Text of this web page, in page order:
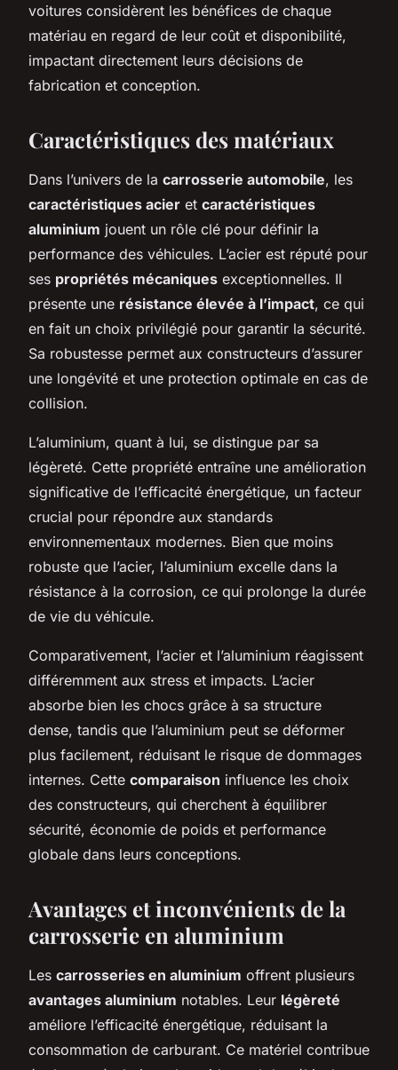
voitures considèrent les bénéfices de chaque
matériau en regard de leur coût et disponibilité,
impactant directement leurs décisions de
fabrication et conception.
Caractéristiques des matériaux
Dans l’univers de la carrosserie automobile, les
caractéristiques acier et caractéristiques
aluminium jouent un rôle clé pour définir la
performance des véhicules. L’acier est réputé pour
ses propriétés mécaniques exceptionnelles. Il
présente une résistance élevée à l’impact, ce qui
en fait un choix privilégié pour garantir la sécurité.
Sa robustesse permet aux constructeurs d’assurer
une longévité et une protection optimale en cas de
collision.
L’aluminium, quant à lui, se distingue par sa
légèreté. Cette propriété entraîne une amélioration
significative de l’efficacité énergétique, un facteur
crucial pour répondre aux standards
environnementaux modernes. Bien que moins
robuste que l’acier, l’aluminium excelle dans la
résistance à la corrosion, ce qui prolonge la durée
de vie du véhicule.
Comparativement, l’acier et l’aluminium réagissent
différemment aux stress et impacts. L’acier
absorbe bien les chocs grâce à sa structure
dense, tandis que l’aluminium peut se déformer
plus facilement, réduisant le risque de dommages
internes. Cette comparaison influence les choix
des constructeurs, qui cherchent à équilibrer
sécurité, économie de poids et performance
globale dans leurs conceptions.
Avantages et inconvénients de la
carrosserie en aluminium
Les carrosseries en aluminium offrent plusieurs
avantages aluminium notables. Leur légèreté
améliore l’efficacité énergétique, réduisant la
consommation de carburant. Ce matériel contribue